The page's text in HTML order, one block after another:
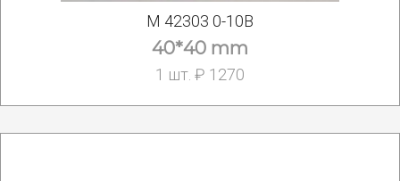
М 42303 0-10В
40*40 mm
1 шт. ₽ 1270